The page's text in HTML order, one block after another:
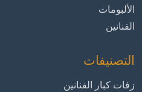
الألبومات
الفنانين
التصنيفات
زفات كبار الفنانين